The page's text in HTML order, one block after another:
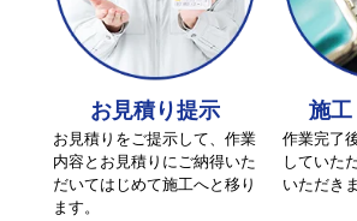
お見積り提示
お見積りをご提示して、作業
内容とお見積りにご納得いた
だいてはじめて施工へと移り
ます。
施
作業完了
していた
いただき